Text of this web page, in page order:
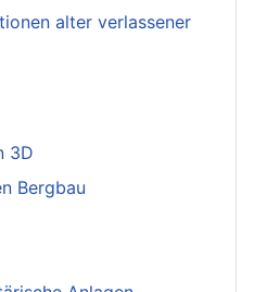
alter verlassener
3D
Bergbau